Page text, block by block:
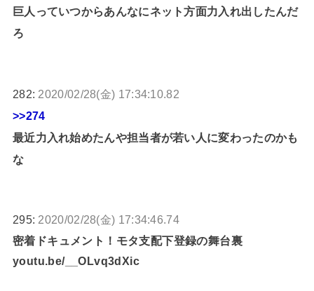
巨人っていつからあんなにネット方面力入れ出したんだ
ろ
282: 2020/02/28(金) 17:34:10.82
>>274
最近力入れ始めたんや担当者が若い人に変わったのかも
な
295: 2020/02/28(金) 17:34:46.74
密着ドキュメント！モタ支配下登録の舞台裏
youtu.be/__OLvq3dXic